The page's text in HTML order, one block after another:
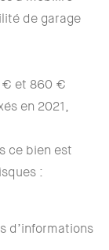
de garage
€ et 860 €
en 2021,
ce bien est
:
d’informations